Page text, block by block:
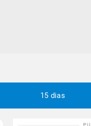
15 dias